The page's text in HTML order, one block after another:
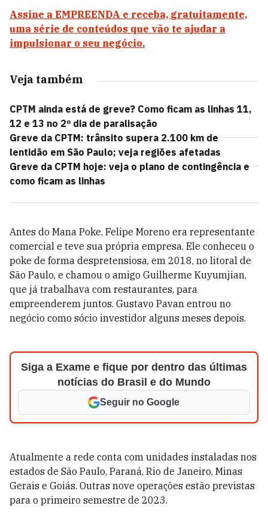
Assine a EMPREENDA e receba, gratuitamente,
uma série de conteúdos que vão te ajudar a
impulsionar o seu negócio.
Veja também
CPTM ainda está de greve? Como ficam as linhas 11,
12 e 13 no 2º dia de paralisação
Greve da CPTM: trânsito supera 2.100 km de
lentidão em São Paulo; veja regiões afetadas
Greve da CPTM hoje: veja o plano de contingência e
como ficam as linhas
Antes do Mana Poke, Felipe Moreno era representante
comercial e teve sua própria empresa. Ele conheceu o
poke de forma despretensiosa, em 2018, no litoral de
São Paulo, e chamou o amigo Guilherme Kuyumjian,
que já trabalhava com restaurantes, para
empreenderem juntos. Gustavo Pavan entrou no
negócio como sócio investidor alguns meses depois.
Siga a Exame e fique por dentro das últimas
notícias do Brasil e do Mundo
Seguir no Google
Atualmente a rede conta com unidades instaladas nos
estados de São Paulo, Paraná, Rio de Janeiro, Minas
Gerais e Goiás. Outras nove operações estão previstas
para o primeiro semestre de 2023.